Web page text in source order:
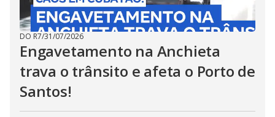
DO R7/31/07/2026
Engavetamento na Anchieta
trava o trânsito e afeta o Porto de
Santos!